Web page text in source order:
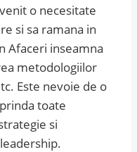
o necesitate
si sa ramana in
Afaceri inseamna
metodologiilor
Este nevoie de o
toate
si